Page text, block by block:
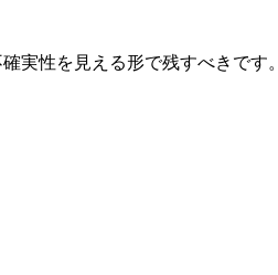
実性を見える形で残すべきです。